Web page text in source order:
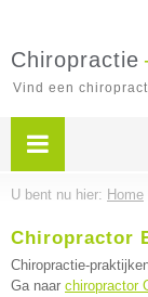
Chiropractie
Vind een
U bent nu hier: Home
Chiropractor
Chiropractie-
Ga naar chiropractor